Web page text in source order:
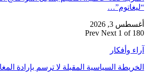
“ليغاتوم”…
أغسطس 3, 2026
Prev Next 1 of 180
آراء وأفكار
الخريطة السياسية المقبلة لا ترسم بإرادة